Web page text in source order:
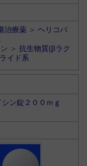
治療薬 ＞ヘリコバ
ン ＞抗生物質(βラク
イド系
ン錠２００ｍｇ